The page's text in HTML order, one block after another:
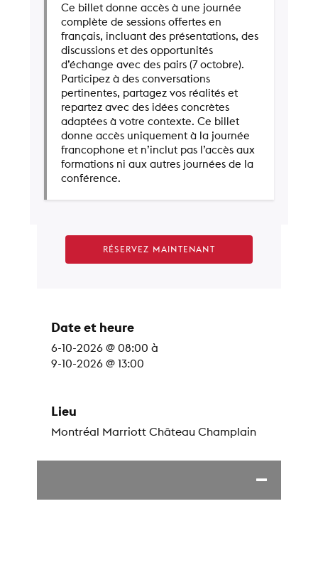
Ce billet donne accès à une journée
complète de sessions offertes en
français, incluant des présentations, des
discussions et des opportunités
d’échange avec des pairs (7 octobre).
Participez à des conversations
pertinentes, partagez vos réalités et
repartez avec des idées concrètes
adaptées à votre contexte. Ce billet
donne accès uniquement à la journée
francophone et n’inclut pas l’accès aux
formations ni aux autres journées de la
conférence.
RÉSERVEZ MAINTENANT
Date et heure
6-10-2026 @ 08:00à
9-10-2026 @ 13:00
Lieu
Montréal Marriott Château Champlain